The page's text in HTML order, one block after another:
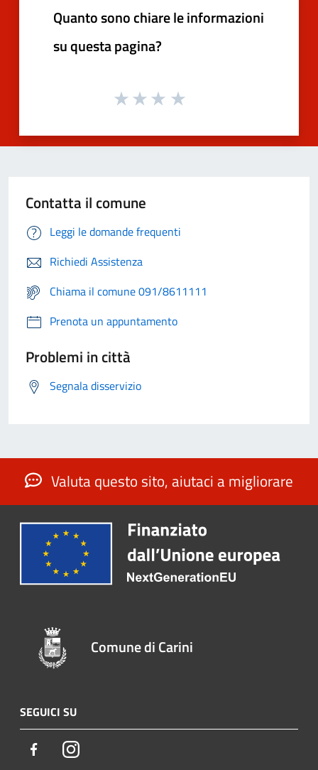
Quanto sono chiare le informazioni
su questa pagina?
Contatta il comune
Leggi le domande frequenti
Richiedi Assistenza
Chiama il comune 091/8611111
Prenota un appuntamento
Problemi in città
Segnala disservizio
Valuta questo sito, aiutaci a migliorare
Comune di Carini
SEGUICI SU
FacebookInstagram